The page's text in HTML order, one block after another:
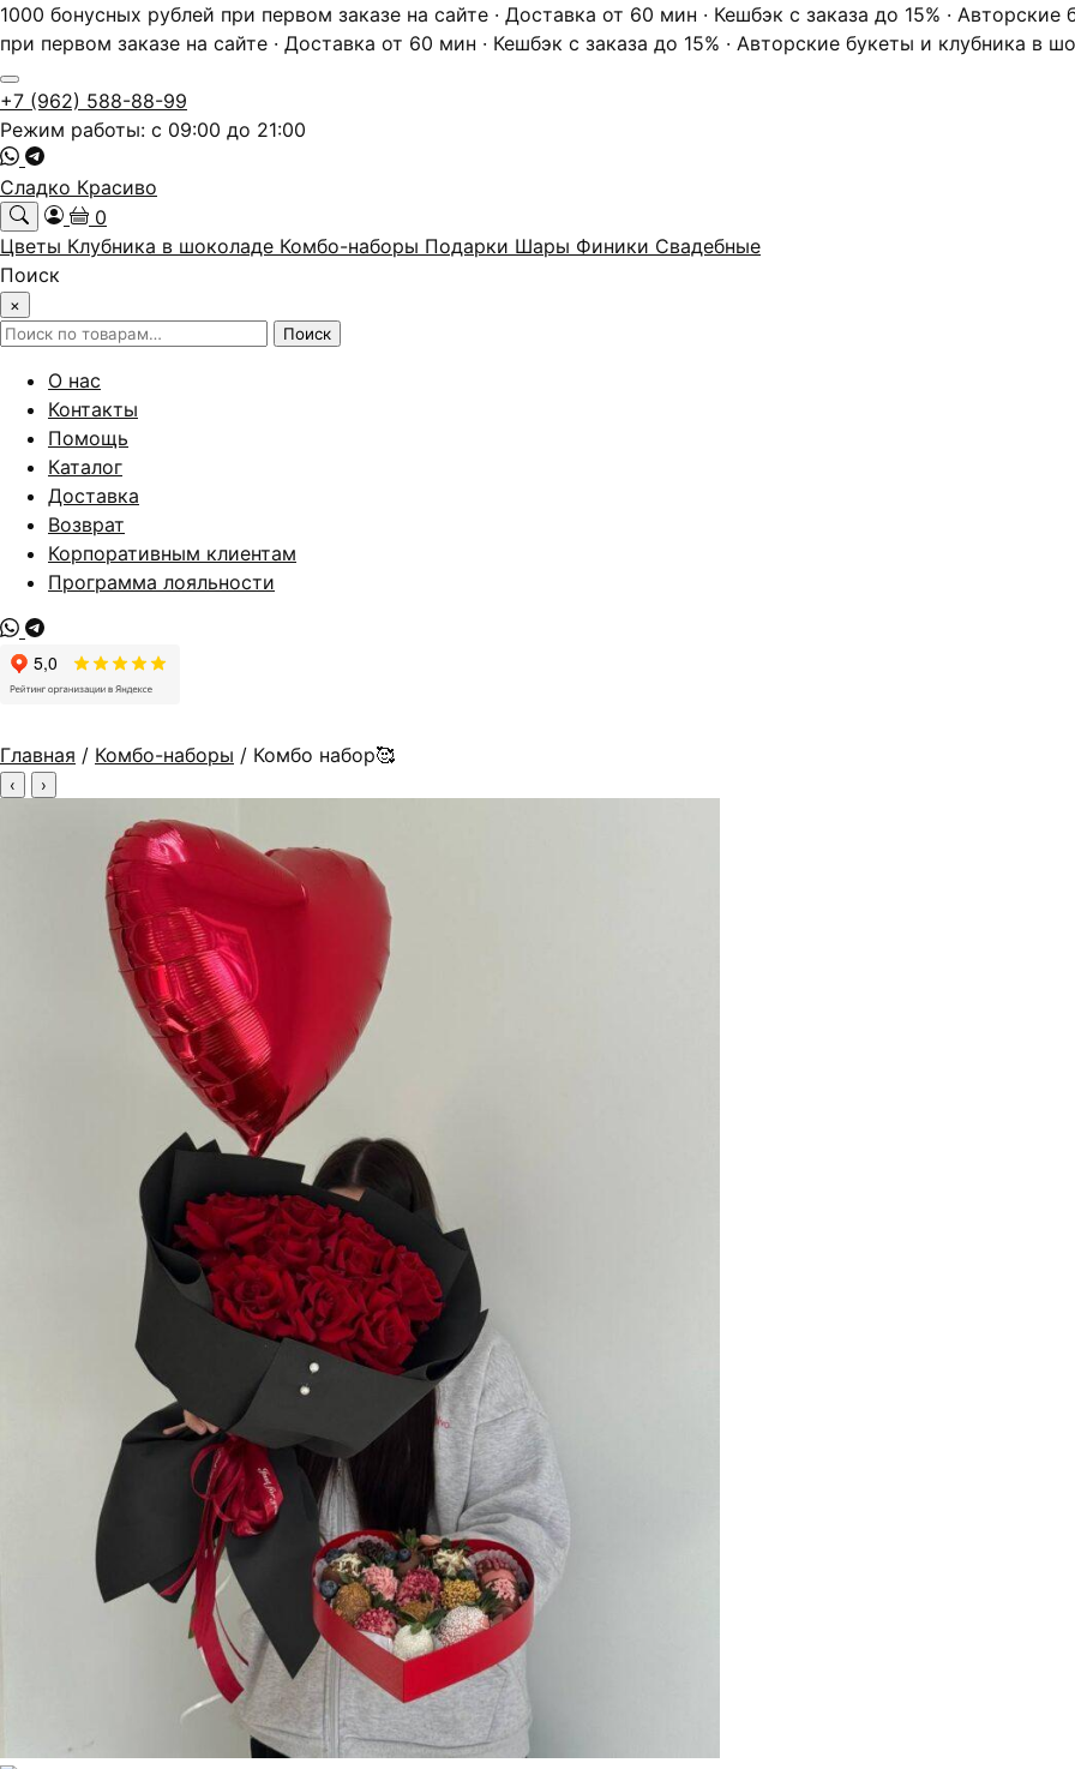
1000 бонусных рублей при первом заказе на сайте · Доставка от 60 мин · Кешбэк с заказа до 15% ·
при первом заказе на сайте · Доставка от 60 мин · Кешбэк с заказа до 15% · Авторские букеты и клубника в
+7 (962) 588-88-99
Режим работы: с 09:00 до 21:00
Сладко Красиво
0
Цветы Клубника в шоколаде Комбо-наборы Подарки Шары Финики Свадебные
Поиск
×
Искать: Поиск
О нас
Контакты
Помощь
Каталог
Доставка
Возврат
Корпоративным клиентам
Программа лояльности
Главная / Комбо-наборы / Комбо набор🥰
‹ ›